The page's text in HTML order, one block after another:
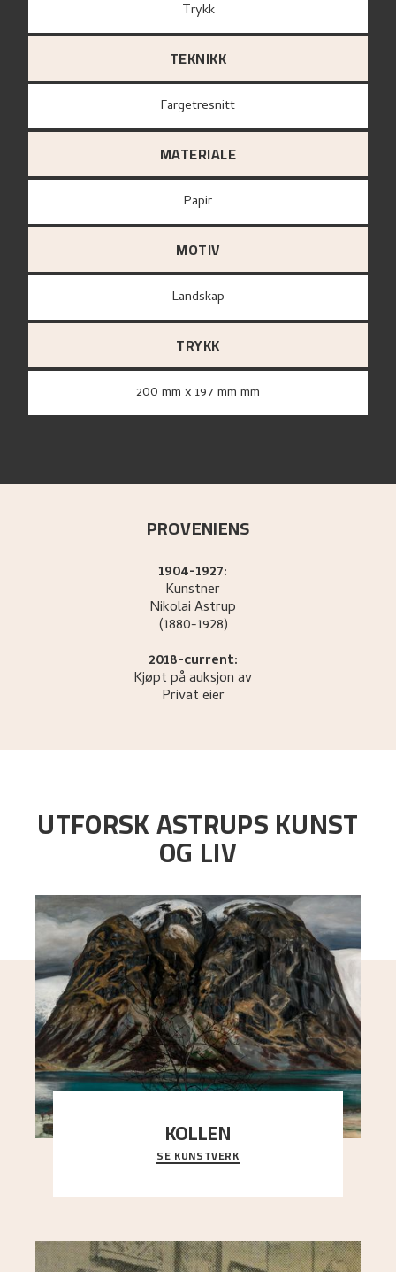
Trykk
TEKNIKK
Fargetresnitt
MATERIALE
papir
MOTIV
Landskap
TRYKK
200 mm x 197 mm mm
PROVENIENS
1904-1927:
Kunstner
NikolaiAstrup
(1880-1928)
2018-current:
Kjøpt på auksjon av
Privat eier
UTFORSK ASTRUPS KUNST
OG LIV
KOLLEN
Et ruvende fjell dominerer bildeflaten, og står i
sterk kontrast til det spinkle rognetreet ute
SE KUNSTVERK